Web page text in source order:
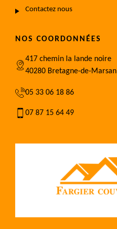
Contactez nous
NOS COORDONNÉES
417 chemin la lande noire
40280 Bretagne-de-Marsan
05 33 06 18 86
07 87 15 64 49